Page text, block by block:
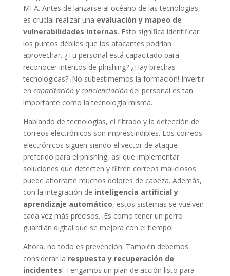
MFA. Antes de lanzarse al océano de las tecnologías,
es crucial realizar una evaluación y mapeo de
vulnerabilidades internas. Esto significa identificar
los puntos débiles que los atacantes podrían
aprovechar. ¿Tu personal está capacitado para
reconocer intentos de phishing? ¿Hay brechas
tecnológicas? ¡No subestimemos la formación! Invertir
en capacitación y concienciacióndel personal es tan
importante como la tecnología misma.
Hablando de tecnologías, el filtrado y la detección de
correos electrónicos son imprescindibles. Los correos
electrónicos siguen siendo el vector de ataque
preferido para el phishing, así que implementar
soluciones que detecten y filtren correos maliciosos
puede ahorrarte muchos dolores de cabeza. Además,
con la integración de inteligencia artificial y
aprendizaje automático, estos sistemas se vuelven
cada vez más precisos. ¡Es como tener un perro
guardián digital que se mejora con el tiempo!
Ahora, no todo es prevención. También debemos
considerar la respuesta y recuperación de
incidentes. Tengamos un plan de acción listo para